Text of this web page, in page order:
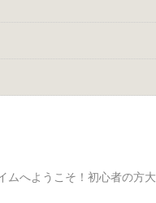
へようこそ！初心者の方大